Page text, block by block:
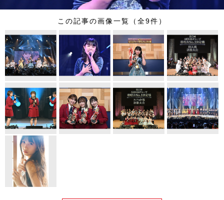
この記事の画像一覧（全9件）